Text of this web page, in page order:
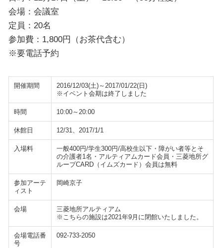
会場：会議室
定員：20名
参加費：1,800円（お茶代含む）
※要電話予約
開催期間
2016/12/03(土)～2017/01/22(日)
※イベント会期は終了しました
時間 10:00～20:00
休館日 12/31、2017/1/1
入場料
一般400円/学生300円/高校生以下・障がい者等とそ
の介護者1名・アルティアムカード会員・三菱地所グ
ループCARD（イムズカード）会員は無料
参加アーテ
ィスト
岡崎京子
会場
三菱地所アルティアム
※こちらの施設は2021年9月に閉館いたしました。
会場電話番
号
092-733-2050